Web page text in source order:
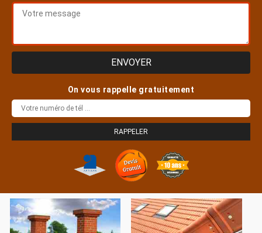
On vous rappelle gratuitement